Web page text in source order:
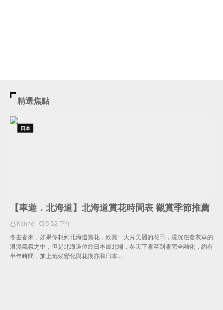
精選焦點
日本
【車遊．北海道】北海道賞花時間表 觀賞季節推薦
Kenne
5:52 下午
冬去春來，如果你想到北海道賞花，欣賞一大片美麗的花田，浸沉在薰衣草的
浪漫氣氛之中，但是北海道位於日本最北端，冬天下雪至到雪完全融化，約有
半年時間，加上氣候變化與花期亦和日本…